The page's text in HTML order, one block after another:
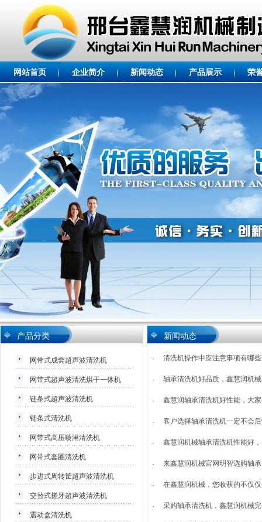
网站首页 企业简介 新闻动态 产品展示 荣
新闻动态
· 清洗机操作中应注意事项有哪些
· 轴承清洗机好品质，鑫慧润机
· 鑫慧润轴承清洗机好性能，大
· 客户选择轴承清洗机一定不会
· 鑫慧润机械轴承清洗机性能好
· 来鑫慧润机械官网明智选购轴
· 在鑫慧润机械，您收获的不仅
· 采购轴承清洗机，鑫慧润机械
产品分类
网带式成套超声波清洗机
网带式超声波清洗烘干一体机
链条式超声波清洗机
链条式清洗机
网带式高压喷淋清洗机
网带式套圈清洗机
步进式周转筐超声波清洗机
交替式搓牙超声波清洗机
震动盒清洗机